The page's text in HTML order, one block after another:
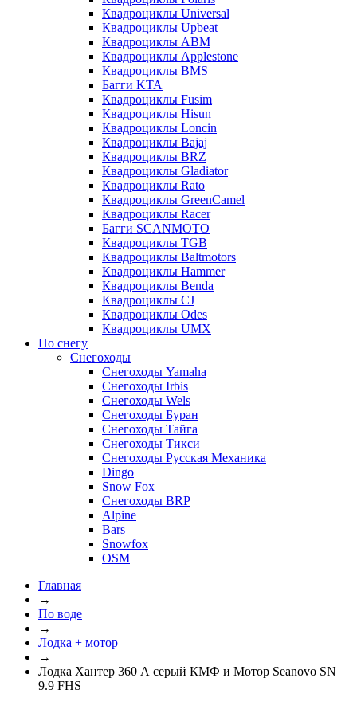
Квадроциклы Universal
Квадроциклы Upbeat
Квадроциклы ABM
Квадроциклы Applestone
Квадроциклы BMS
Багги KTA
Квадроциклы Fusim
Квадроциклы Hisun
Квадроциклы Loncin
Квадроциклы Bajaj
Квадроциклы BRZ
Квадроциклы Gladiator
Квадроциклы Rato
Квадроциклы GreenCamel
Квадроциклы Racer
Багги SCANMOTO
Квадроциклы TGB
Квадроциклы Baltmotors
Квадроциклы Hammer
Квадроциклы Benda
Квадроциклы CJ
Квадроциклы Odes
Квадроциклы UMX
По снегу
Снегоходы
Снегоходы Yamaha
Снегоходы Irbis
Снегоходы Wels
Снегоходы Буран
Снегоходы Тайга
Снегоходы Тикси
Снегоходы Русская Механика
Dingo
Snow Fox
Снегоходы BRP
Alpine
Bars
Snowfox
OSM
Главная
→
По воде
→
Лодка + мотор
→
Лодка Хантер 360 А серый КМФ и Мотор Seanovo SN
9.9 FHS